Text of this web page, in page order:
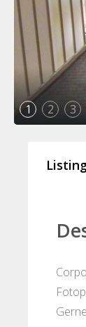
1 2 3